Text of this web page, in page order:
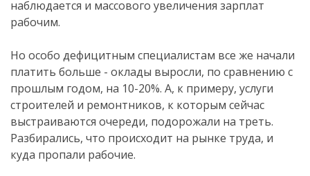
наблюдается и массового увеличения зарплат
рабочим.
Но особо дефицитным специалистам все же начали
платить больше - оклады выросли, по сравнению с
прошлым годом, на 10-20%. А, к примеру, услуги
строителей и ремонтников, к которым сейчас
выстраиваются очереди, подорожали на треть.
Разбирались, что происходит на рынке труда, и
куда пропали рабочие.